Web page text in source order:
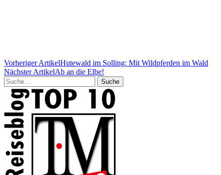
Vorheriger ArtikelHutewald im Solling: Mit Wildpferden im Wald
Nächster ArtikelAb an die Elbe!
Suche